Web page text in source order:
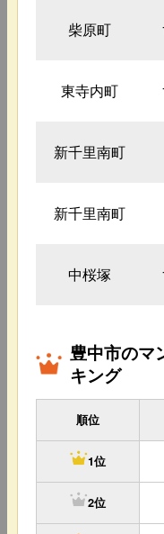
柴原町
東寺内町
新千里南町
新千里南町
中桜塚
豊中市のマ
キング
順位
1位
2位